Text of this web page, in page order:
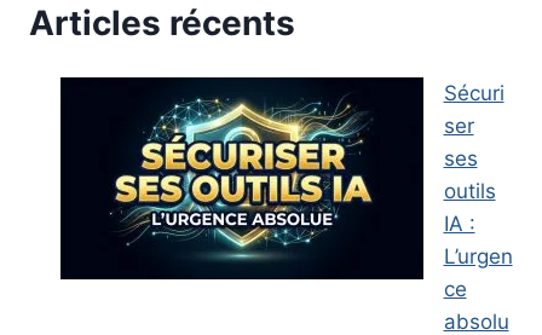
Articles récents
Sécuri
ser
ses
outils
IA :
L’urgen
ce
absolu